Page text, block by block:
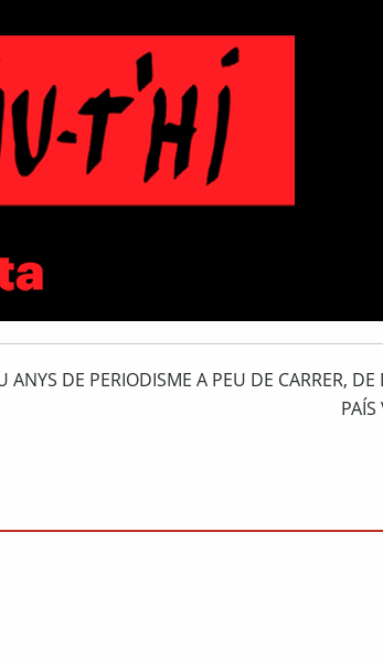
ANYS DE PERIODISME A PEU DE CARRER, DE
PAÍS